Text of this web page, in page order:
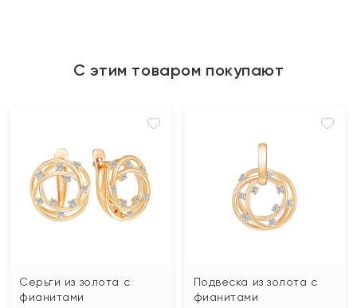
С этим товаром покупают
Серьги из золота с
фианитами
Подвеска из золота с
фианитами